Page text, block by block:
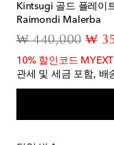
Kintsugi 골드 플레이
Raimondi Malerba
₩ 440,000 ₩
10% 할인코드
관세 및 세금 포함, 배